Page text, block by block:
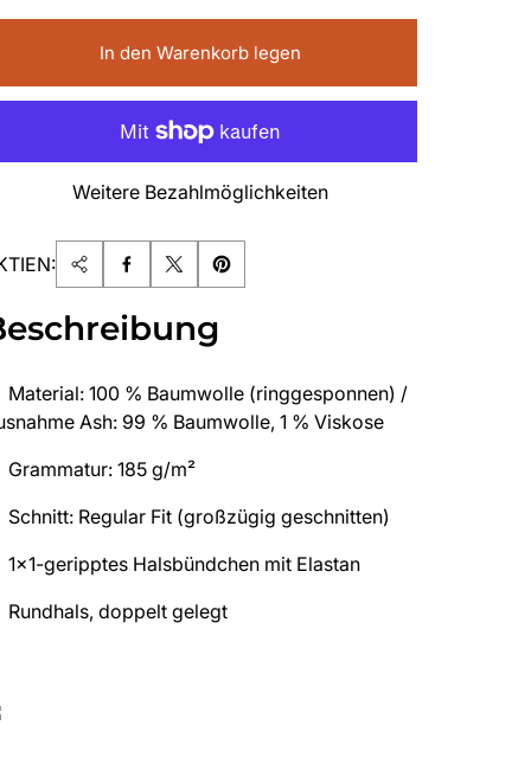
In den Warenkorb legen
Weitere Bezahlmöglichkeiten
Material: 100 % Baumwolle (ringgesponnen) /
Ash: 99 % Baumwolle, 1 % Viskose
Grammatur: 185 g/m²
Schnitt: Regular Fit (großzügig geschnitten)
1x1-geripptes Halsbündchen mit Elastan
Rundhals, doppelt gelegt